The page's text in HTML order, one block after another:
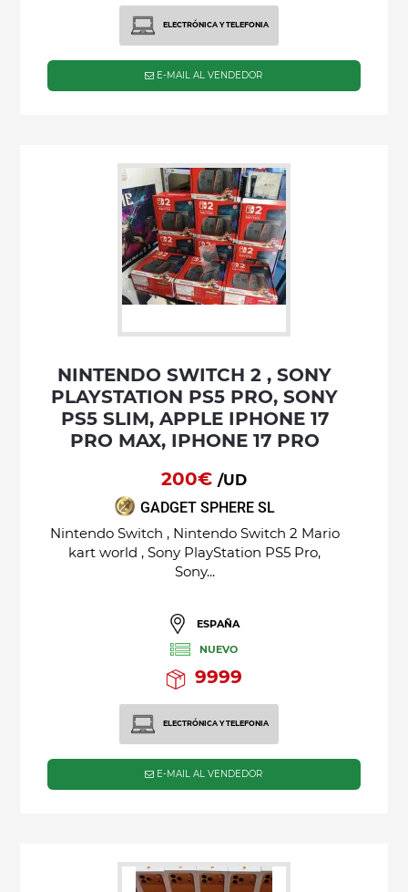
ELECTRÓNICA Y TELEFONIA
E-MAIL AL VENDEDOR
NINTENDO SWITCH 2 , SONY
PLAYSTATION PS5 PRO, SONY
PS5 SLIM, APPLE IPHONE 17
PRO MAX, IPHONE 17 PRO
200€ /UD
GADGET SPHERE SL
Nintendo Switch , Nintendo Switch 2 Mario
kart world , Sony PlayStation PS5 Pro,
Sony...
ESPAÑA
NUEVO
9999
ELECTRÓNICA Y TELEFONIA
E-MAIL AL VENDEDOR